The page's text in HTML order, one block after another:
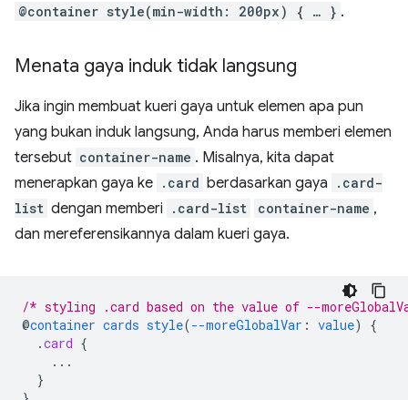
@container style(min-width: 200px) { … } .
Menata gaya induk tidak langsung
Jika ingin membuat kueri gaya untuk elemen apa pun
yang bukan induk langsung, Anda harus memberi elemen
tersebut container-name . Misalnya, kita dapat
menerapkan gaya ke .card berdasarkan gaya
.card-
list dengan memberi .card-list container-name ,
dan mereferensikannya dalam kueri gaya.
/* styling .card based on the value of --
@container cards style(--moreGlobalVar : value)
{
.card {
...
}